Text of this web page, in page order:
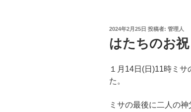
投
日:
2024年2月25日 投稿者: 管理人
はたちのお祝
１月14日(日)11時ミ
た。
ミサの最後に二人の